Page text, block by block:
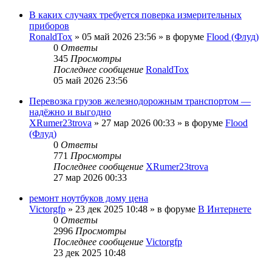
В каких случаях требуется поверка измерительных
приборов
RonaldTox » 05 май 2026 23:56 » в форуме Flood (Флуд)
0 Ответы
345 Просмотры
Последнее сообщение RonaldTox
05 май 2026 23:56
Перевозка грузов железнодорожным транспортом —
надёжно и выгодно
XRumer23trova » 27 мар 2026 00:33 » в форуме Flood
(Флуд)
0 Ответы
771 Просмотры
Последнее сообщение XRumer23trova
27 мар 2026 00:33
ремонт ноутбуков дому цена
Victorgfp » 23 дек 2025 10:48 » в форуме В Интернете
0 Ответы
2996 Просмотры
Последнее сообщение Victorgfp
23 дек 2025 10:48